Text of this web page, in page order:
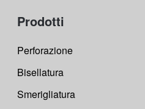
Prodotti
Perforazione
Bisellatura
Smerigliatura